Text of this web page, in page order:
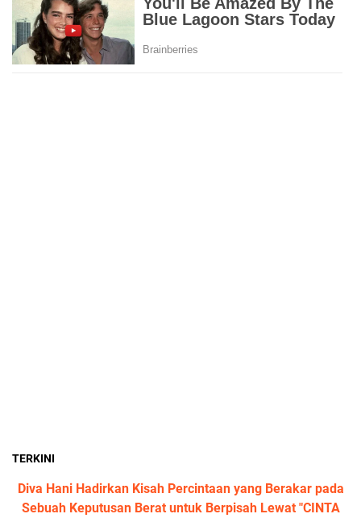
TERKINI
Diva Hani Hadirkan Kisah Percintaan yang Berakar pada
Sebuah Keputusan Berat untuk Berpisah Lewat "CINTA